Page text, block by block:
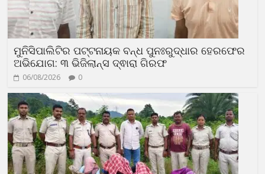
ମୁନିସିପାଲିଟିର ପଟ୍ଟନାୟକ ବନ୍ଧ ପୁନଃରୁଦ୍ଧାର ହେରଫେର
ଅଭିଯୋଗ: ୩ ଭିଜିଲାନ୍ସ ଦ୍ଵାରା ଗିରଫ
06/08/2026 0